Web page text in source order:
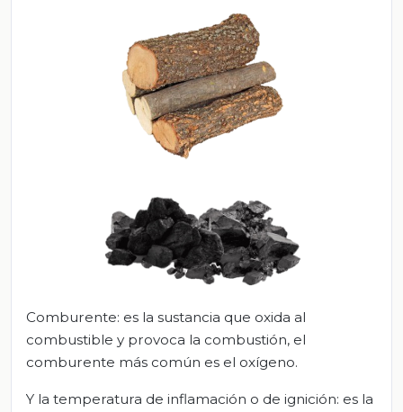
Comburente: es la sustancia que oxida al
combustible y provoca la combustión, el
comburente más común es el oxígeno.
Y la temperatura de inflamación o de ignición: es la